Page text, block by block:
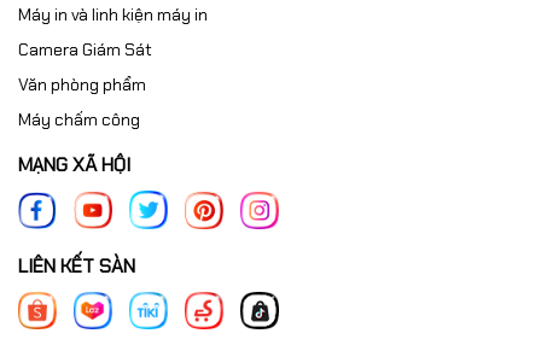
Máy in và linh kiện máy in
Camera Giám Sát
Văn phòng phẩm
Máy chấm công
MẠNG XÃ HỘI
LIÊN KẾT SÀN